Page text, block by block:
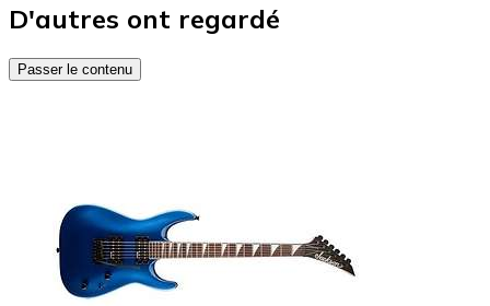
D'autres ont regardé
Passer le contenu